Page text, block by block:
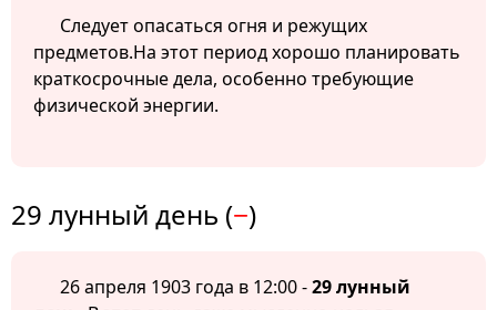
Следует опасаться огня и режущих
предметов.На этот период хорошо планировать
краткосрочные дела, особенно требующие
физической энергии.
29 лунный день (−)
26 апреля 1903 года в 12:00 -29 лунный